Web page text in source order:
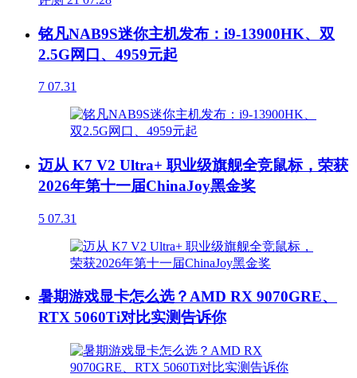
铭凡NAB9S迷你主机发布：i9-13900HK、双
2.5G网口、4959元起
7 07.31
迈从 K7 V2 Ultra+ 职业级旗舰全竞鼠标，荣获
2026年第十一届ChinaJoy黑金奖
5 07.31
暑期游戏显卡怎么选？AMD RX 9070GRE、
RTX 5060Ti对比实测告诉你